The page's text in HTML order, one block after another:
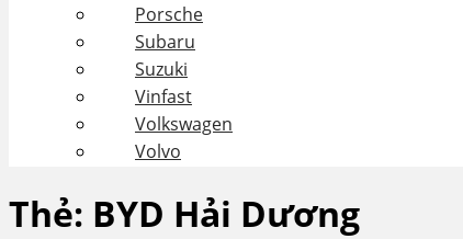
Porsche
Subaru
Suzuki
Vinfast
Volkswagen
Volvo
Thẻ: BYD Hải Dương